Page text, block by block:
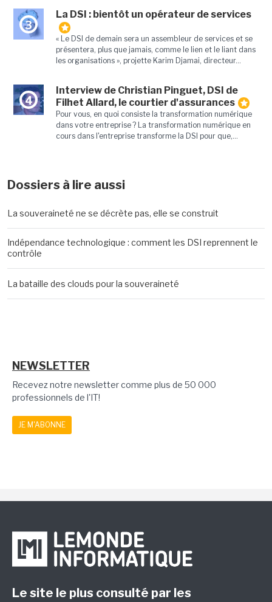
3
La DSI : bientôt un opérateur de services
« Le DSI de demain sera un assembleur de services et se
présentera, plus que jamais, comme le lien et le liant dans
les organisations », projette Karim Djamai, directeur...
4
Interview de Christian Pinguet, DSI de
Filhet Allard, le courtier d'assurances
Pour vous, en quoi consiste la transformation numérique
dans votre entreprise ? La transformation numérique en
cours dans l'entreprise transforme la DSI pour que,...
Dossiers à lire aussi
La souveraineté ne se décrète pas, elle se construit
Indépendance technologique : comment les DSI reprennent le
contrôle
La bataille des clouds pour la souveraineté
NEWSLETTER
Recevez notre newsletter comme plus de 50 000
professionnels de l'IT!
JE M'ABONNE
Le site le plus consulté par les